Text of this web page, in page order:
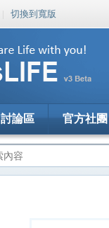
| 切換到寬版
討論區 官方社團